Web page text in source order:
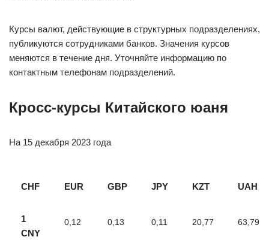
Курсы валют, действующие в структурных подразделениях,
публикуются сотрудниками банков. Значения курсов
меняются в течение дня. Уточняйте информацию по
контактным телефонам подразделений.
Кросс-курсы Китайского юаня
На 15 декабря 2023 года
CHF EUR GBP JPY KZT UAH
1
CNY
0,12 0,13 0,11 20,77 63,79